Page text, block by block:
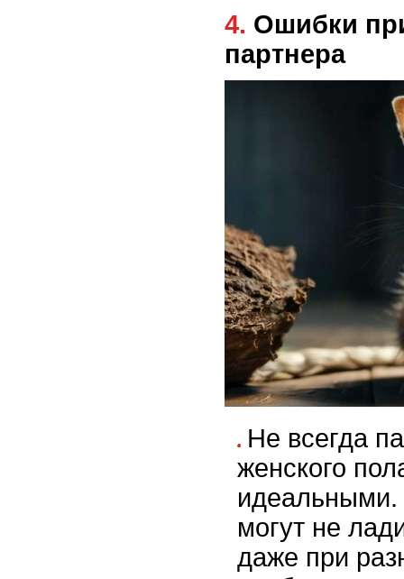
4. Ошибки при выборе пола
партнера
Не всегда
женского
идеальными.
могут не
даже при